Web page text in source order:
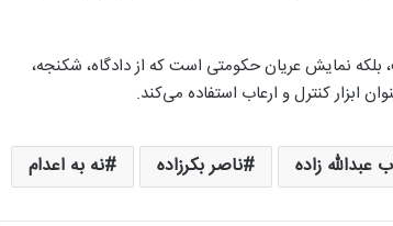
بلکه نمایش عریان حکومتی است که از دادگاه، شکنجه،
ابزار کنترل و ارعاب استفاده می‌کند.
عبدالله زاده ناصر بکرزاده نه به اعدام